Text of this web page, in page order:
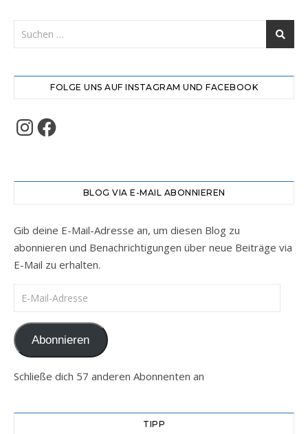
FOLGE UNS AUF INSTAGRAM UND FACEBOOK
Instagram
Facebook
BLOG VIA E-MAIL ABONNIEREN
Gib deine E-Mail-Adresse an, um diesen Blog zu
abonnieren und Benachrichtigungen über neue Beiträge via
E-Mail zu erhalten.
E-Mail-Adresse
Abonnieren
Schließe dich 57 anderen Abonnenten an
TIPP